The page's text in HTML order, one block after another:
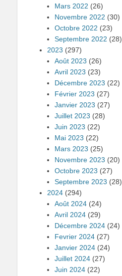
Mars 2022 (26)
Novembre 2022 (30)
Octobre 2022 (23)
Septembre 2022 (28)
2023 (297)
Août 2023 (26)
Avril 2023 (23)
Décembre 2023 (22)
Février 2023 (27)
Janvier 2023 (27)
Juillet 2023 (28)
Juin 2023 (22)
Mai 2023 (22)
Mars 2023 (25)
Novembre 2023 (20)
Octobre 2023 (27)
Septembre 2023 (28)
2024 (294)
Août 2024 (24)
Avril 2024 (29)
Décembre 2024 (24)
Fevrier 2024 (27)
Janvier 2024 (24)
Juillet 2024 (27)
Juin 2024 (22)